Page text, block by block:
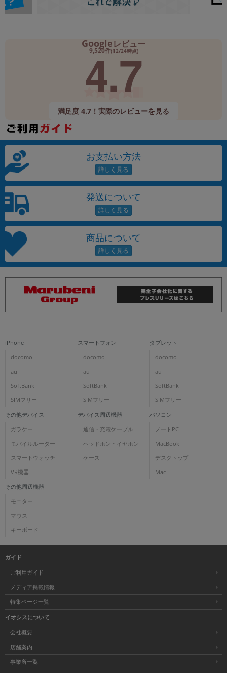
Googleレビュー
9,520件(12/24時点)
4.7
満足度 4.7！実際のレビューを見る
お支払い方法
発送について
商品について
iPhone
docomo
au
SoftBank
SIMフリー
スマートフォン
docomo
au
SoftBank
SIMフリー
タブレット
docomo
au
SoftBank
SIMフリー
その他デバイス
ガラケー
モバイルルーター
スマートウォッチ
VR機器
デバイス周辺機器
通信・充電ケーブル
ヘッドホン・イヤホン
ケース
パソコン
ノートPC
MacBook
デスクトップ
Mac
その他周辺機器
モニター
マウス
キーボード
ガイド
ご利用ガイド
メディア掲載情報
特集ページ一覧
イオシスについて
会社概要
店舗案内
事業所一覧